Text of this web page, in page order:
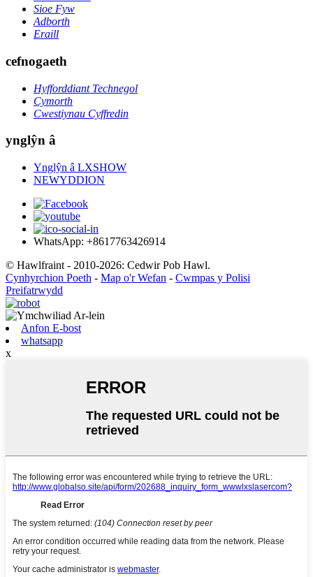
Sioe Fyw
Adborth
Eraill
cefnogaeth
Hyfforddiant Technegol
Cymorth
Cwestiynau Cyffredin
ynglŷn â
Ynglŷn â LXSHOW
NEWYDDION
WhatsApp: +8617763426914
© Hawlfraint - 2010-2026: Cedwir Pob Hawl.
Cynhyrchion Poeth - Map o'r Wefan - Cwmpas y Polisi
Preifatrwydd
Anfon E-bost
whatsapp
x